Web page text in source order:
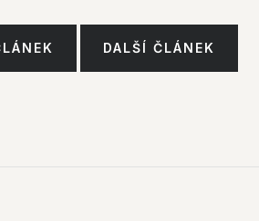
DALŠÍ ČLÁNEK